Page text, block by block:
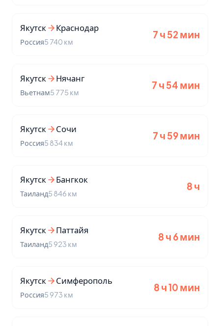
Якутск Краснодар
Россия5 740 км
7 ч 52 мин
Якутск Нячанг
Вьетнам5 775 км
7 ч 54 мин
Якутск Сочи
Россия5 834 км
7 ч 59 мин
Якутск Бангкок
Таиланд5 846 км
8 ч
Якутск Паттайя
Таиланд5 923 км
8 ч 6 мин
Якутск Симферополь
Россия5 973 км
8 ч 10 мин